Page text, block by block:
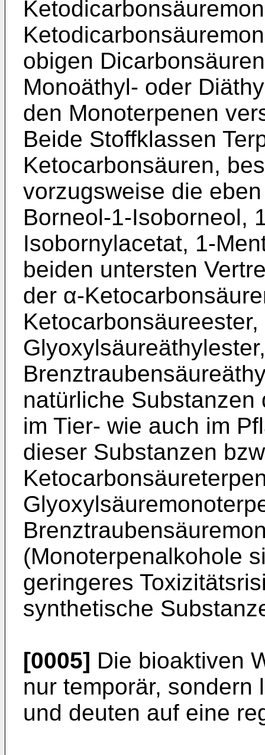
obigen
Monoäthyl- oder
den Monoterpenen
Beide Stoffklassen
Ketocarbonsäuren,
vorzugsweise die
Borneol-1-Isoborneol,
Isobornylacetat, 1-
beiden untersten
der α-
natürliche
im Tier- wie auch im
dieser Substanzen
(Monoterpenalkohole
geringeres
synthetische
[0005] Die bioaktiven
nur temporär, sondern
und deuten auf eine